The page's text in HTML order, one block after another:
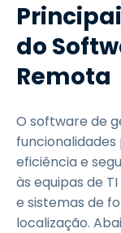
do
Remota
O software de
eficiência e
às equipas de
e sistemas de
localização.